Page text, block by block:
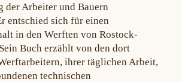
der Arbeiter und Bauern
entschied sich für einen
in den Werften von Rostock-
Buch erzählt von den dort
ihrer täglichen Arbeit,
technischen